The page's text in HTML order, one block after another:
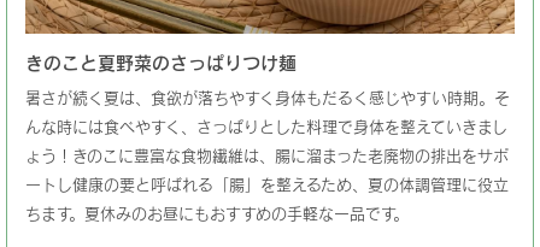
きのこと夏野菜のさっぱりつけ麺
暑さが続く夏は、食欲が落ちやすく身体もだるく感じやすい時期。そ
んな時には食べやすく、さっぱりとした料理で身体を整えていきまし
ょう！きのこに豊富な食物繊維は、腸に溜まった老廃物の排出をサポ
ートし健康の要と呼ばれる「腸」を整えるため、夏の体調管理に役立
ちます。夏休みのお昼にもおすすめの手軽な一品です。